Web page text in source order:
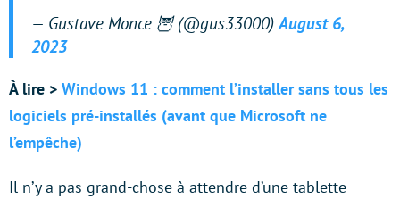
— Gustave Monce 🦉 (@gus33000)August 6,
2023
À lire > Windows 11 : comment l’installer sans tous les
logiciels pré-installés (avant que Microsoft ne
l’empêche)
Il n’y a pas grand-chose à attendre d’une tablette